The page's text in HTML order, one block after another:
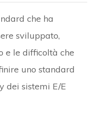
che ha
sviluppato,
e le difficoltà che
uno standard
dei sistemi E/E